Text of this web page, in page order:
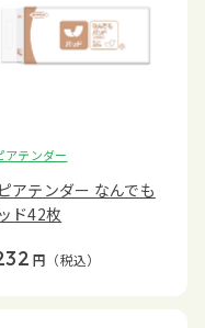
アテンダー
アテンダー なんでも
ド42枚
円 （税込）